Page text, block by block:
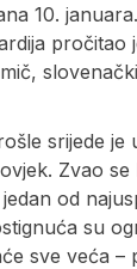
10.
pročitao
srijede je
Zvao
od
su
sve veća –